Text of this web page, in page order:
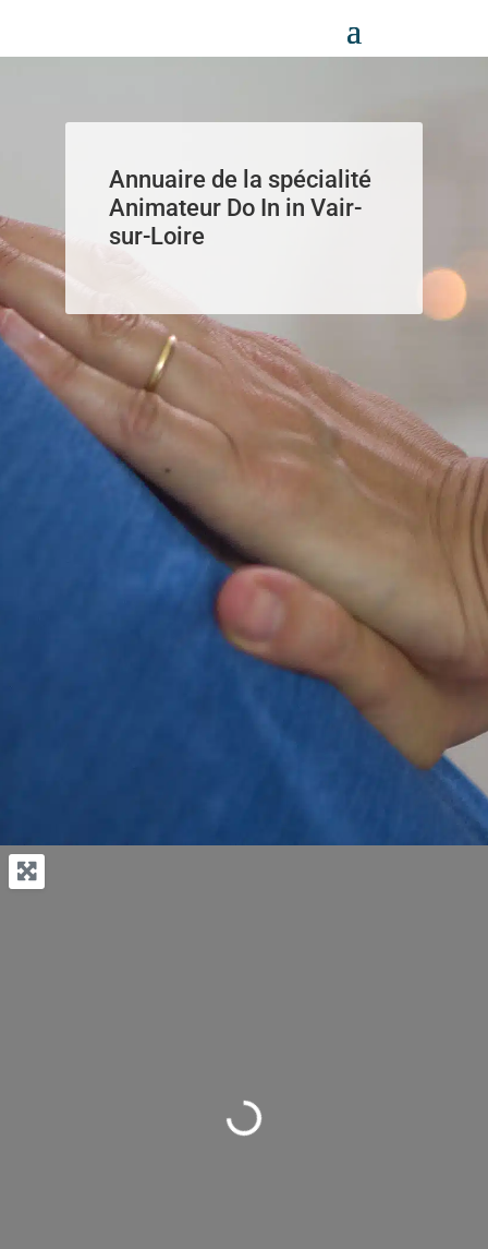
Annuaire de la spécialité
Animateur Do In in Vair-
sur-Loire
Loading...